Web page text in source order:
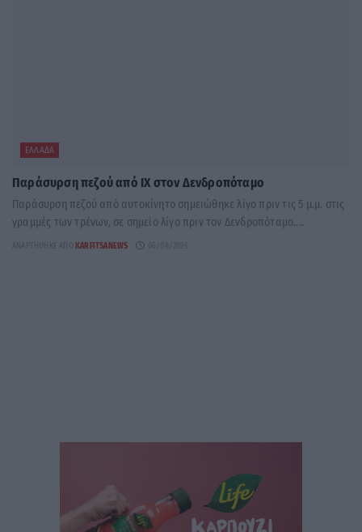
ΕΛΛΆΔΑ
Παράσυρση πεζού από ΙΧ στον Δενδροπόταμο
Παράσυρση πεζού από αυτοκίνητο σημειώθηκε λίγο πριν τις 5 μ.μ. στις
γραμμές των τρένων, σε σημείο λίγο πριν τον Δενδροπόταμο....
ΑΝΑΡΤΉΘΗΚΕ ΑΠΌ KARFITSANEWS